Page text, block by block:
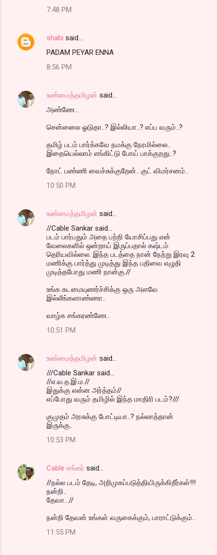
7:48 PM
shabi said…
PADAM PEYAR ENNA
8:56 PM
உண்மைத்தமிழன் said…
அண்ணே..
சென்னைல ஓடுதா..? இல்லியா..? எப்ப வரும்..?
தமிழ் படம் பார்க்கவே நமக்கு நேரமில்லை..
இதையெல்லாம் எங்கிட்டு போய் பாக்குறது..?
நோட் பண்ணி வைச்சுக்குறேன்.. குட் விமர்சனம்..
10:50 PM
உண்மைத்தமிழன் said…
//Cable Sankar said...
படம் பார்பதும் அதை பற்றி யோசிப்பது என்
வேலைகளில் ஒன்றாய் இருப்பதால் கஷ்டம்
தெரியவில்லை. இந்த படத்தை நான் நேற்று இரவு 2
மணிக்கு பார்த்து முடித்து இந்த பதிவை எழுதி
முடித்தபோது மணி நான்கு.//
உங்க கடமையுணர்ச்சிக்கு ஒரு அளவே
இல்லீங்களாண்ணா..
வாழ்க சங்கரண்ணே..
10:51 PM
உண்மைத்தமிழன் said…
///Cable Sankar said...
//எ.வ.த.இ.ம.//
இதுக்கு என்ன அர்த்தம்//
எப்போது வரும் தமிழில் இந்த மாதிரி படம்?///
குமுதம் அரசுக்கு போட்டியா..? நல்லாத்தான்
இருக்கு..
10:53 PM
Cable சங்கர் said…
//நல்ல படம் தேடி, அறிமுகப்படுத்தியிருக்கிறீர்கள்!!!
நன்றி..
தேவா...//
நன்றி தேவன் உங்கள் வருகைக்கும், பாராட்டுக்கும்..
11:55 PM